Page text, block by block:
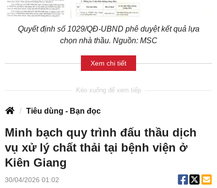
Quyết định số 1029/QĐ-UBND phê duyệt kết quả lựa
chọn nhà thầu. Nguồn: MSC
Xem chi tiết
Tiêu dùng - Bạn đọc
Minh bạch quy trình đấu thầu dịch
vụ xử lý chất thải tại bệnh viện ở
Kiên Giang
30/04/2026 01:02